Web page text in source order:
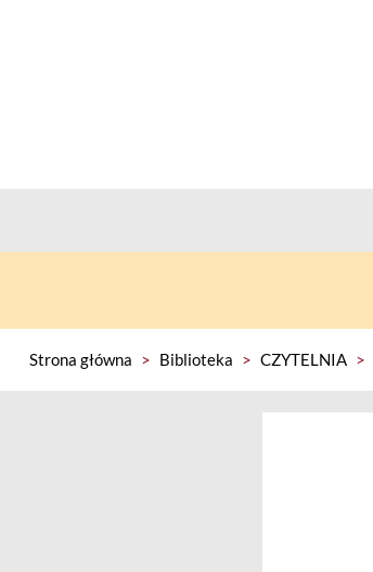
Strona główna > Biblioteka > CZYTELNIA >